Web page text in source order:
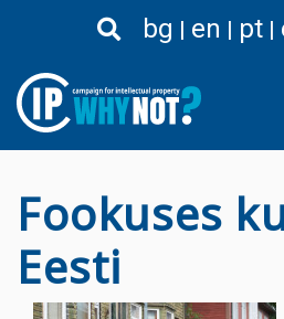
bg en pt
Fookuses
Eesti